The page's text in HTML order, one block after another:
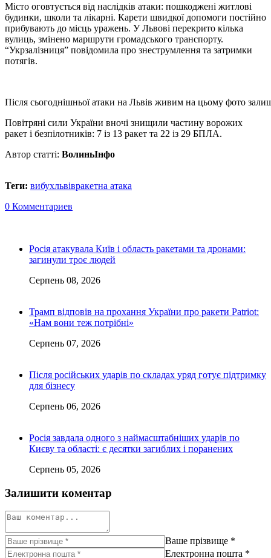
Місто оговтується від наслідків атаки: пошкоджені житлові
будинки, школи та лікарні. Карети швидкої допомоги постійно
прибувають до місць уражень. У Львові перекрито кілька
вулиць, змінено маршрути громадського транспорту.
“Укрзалізниця” повідомила про знеструмлення та затримки
потягів.
Після сьогоднішньої атаки на Львів живим на цьому фото
Повітряні сили України вночі знищили частину ворожих
ракет і безпілотників: 7 із 13 ракет та 22 із 29 БПЛА.
Автор статті: ВолиньІнфо
Теги: вибухльвівракетна атака
0 Комментариев
Росія атакувала Київ і область ракетами та дронами:
загинули троє людей
Серпень 08, 2026
Трамп відповів на прохання України про ракети Patriot:
«Нам вони теж потрібні»
Серпень 07, 2026
Після російських ударів по складах уряд готує підтримку
для бізнесу
Серпень 06, 2026
Росія завдала одного з наймасштабніших ударів по
Києву та області: є десятки загиблих і поранених
Серпень 05, 2026
Залишити коментар
Ваше прізвище *
Електронна пошта *